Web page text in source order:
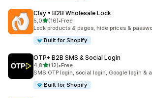
Clay • B2B Wholesale Lock
5,0av 5 stjerner
(16)
Totalt 16 omtaler
•Free
Lock products & pages, hide prices &
Built for Shopify
OTP+ B2B SMS & Social Login
4,8av 5 stjerner
(12)
Totalt 12 omtaler
•Free
SMS OTP login, social login, Google login &
Built for Shopify